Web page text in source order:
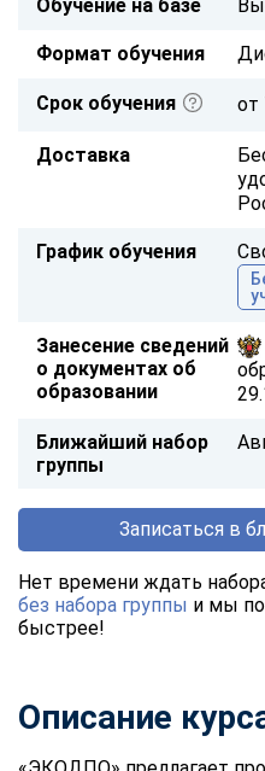
Обучение на базе
Формат обучения
Срок обучения от
Доставка
График обучения
Занесение сведений
о документах об
образовании
Ближайший набор
группы
Записаться в
Нет времени ждать
без набора группы и мы
быстрее!
Описание